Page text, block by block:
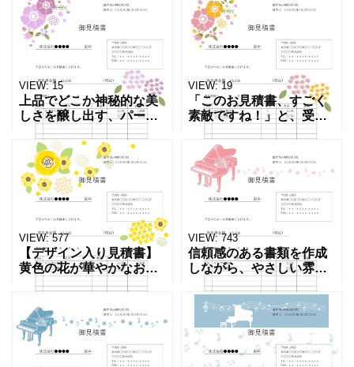
す。 風船やガーランド、
お星さまのイラストがポ
ップに描かれており、リ
トミ
ンプレートです。ガーラ
ンドや風船、手描き風の
お星さまが描かれてお
り、子ど
VIEW: 15
上品でどこか神秘的な美
しさを醸し出す、パープ
ルやラベンダーカラーの
お花を主役にした見積書
テンプレートです。ひら
ひらと軽やかに羽ばたく
可憐なちょうちょのイラ
ストを
VIEW: 19
「このお見積書、すごく
素敵ですね！」と、受け
取った相手との会話が弾
むきっかけになるよう
な、温かみあふれる見積
書テンプレートです。元
気をもらえるイエローや
明るいピ
VIEW: 577
【デザイン入り見積書】
黄色の花が華やかなおし
ゃれでかわいい見積書の
プルで実用的、それでい
て少しだけ柔らかさのあ
る見積書です。 ビジネス
文書
VIEW: 743
信頼感のある書類を作成
しながら、やさしい雰囲
気も大切にしたい方にお
すすめの見積書のテンプ
レートです。ピンクカラ
ーのかわいいピアノのイ
ラストを添えました。 文
字配